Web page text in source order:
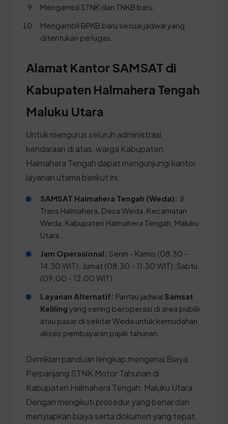
Mengambil STNK dan TNKB baru.
Mengambil BPKB baru sesuai jadwal yang
ditentukan petugas.
Alamat Kantor SAMSAT di
Kabupaten Halmahera Tengah
Maluku Utara
Untuk mengurus seluruh administrasi
kendaraan di atas, warga Kabupaten
Halmahera Tengah dapat mengunjungi kantor
layanan utama berikut ini:
SAMSAT Halmahera Tengah (Weda): Jl.
Trans Halmahera, Desa Weda, Kecamatan
Weda, Kabupaten Halmahera Tengah, Maluku
Utara.
Jam Operasional: Senin - Kamis (08.30 -
14.30 WIT), Jumat (08.30 - 11.30 WIT), Sabtu
(09.00 - 12.00 WIT).
Layanan Alternatif: Pantau jadwal Samsat
Keliling yang sering beroperasi di area publik
atau pasar di sekitar Weda untuk kemudahan
akses pembayaran pajak tahunan.
Demikian panduan lengkap mengenai Biaya
Perpanjang STNK Motor Tahunan di
Kabupaten Halmahera Tengah, Maluku Utara.
Dengan mengikuti prosedur yang benar dan
menyiapkan biaya serta dokumen yang tepat,